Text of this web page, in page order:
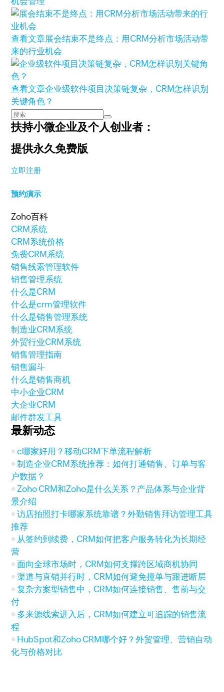
查看文章展会结束不是终点：用CRM分析市场活动带
来的行业机会
查看文章企业级软件项目决策链复杂，CRM怎样识别
关键角色？
扶持小微企业及个人创业者：
提供永久免费版
立即注册
预约演示
Zoho百科
CRM系统
CRM系统价格
免费CRM系统
销售线索管理软件
销售管理系统
什么是CRM
什么是crm管理软件
什么是销售管理系统
制造业CRM系统
外贸行业CRM系统
销售管理指南
销售漏斗
什么是销售商机
中小企业CRM
大企业CRM
邮件群发工具
最新动态
c哪家好用？移动CRM下单流程解析
制造企业CRM系统推荐：如何打通销售、订单与客
户数据？
Zoho CRM和Zoho是什么关系？产品体系与企业背
景介绍
访店拍照打卡哪家系统靠谱？外勤销售拜访管理工具
推荐
从签约到续费，CRM如何把客户服务转化为长期经
营
面向全球市场时，CRM如何支撑跨区域商机协同
渠道与直销并行时，CRM如何避免撞单与跟进断层
复杂方案型销售中，CRM如何连接销售、售前与交
付
多来源线索进入后，CRM如何建立可追踪的销售流
程
HubSpot和Zoho CRM哪个好？外贸管理、营销自动
化与价格对比